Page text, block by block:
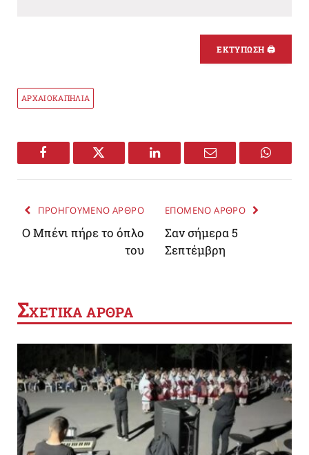
ΕΚΤΥΠΩΣΗ 🖨
ΑΡΧΑΙΟΚΑΠΗΛΙΑ
Facebook Twitter LinkedIn Email
ΠΡΟΗΓΟΥΜΕΝΟ ΑΡΘΡΟ
O Μπένι πήρε το όπλο
του
ΕΠΟΜΕΝΟ ΑΡΘΡΟ
Σαν σήμερα 5
Σεπτέμβρη
ΣΧΕΤΙΚΑ ΑΡΘΡΑ